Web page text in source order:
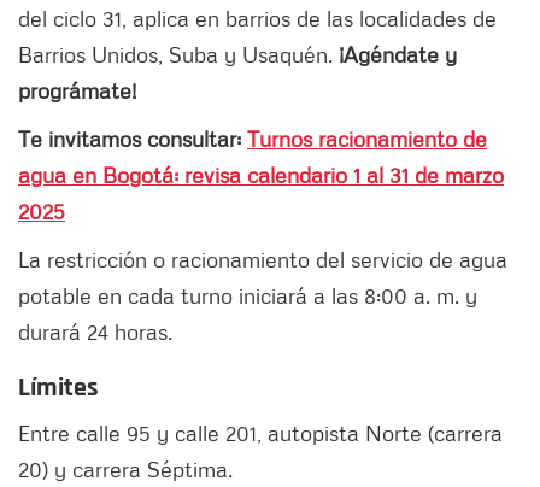
del ciclo 31, aplica en barrios de las localidades de
Barrios Unidos, Suba y Usaquén. ¡Agéndate y
prográmate!
Te invitamos consultar: Turnos racionamiento de
agua en Bogotá: revisa calendario 1 al 31 de marzo
2025
La restricción o racionamiento del servicio de agua
potable en cada turno iniciará a las 8:00 a. m. y
durará 24 horas.
Límites
Entre calle 95 y calle 201, autopista Norte (carrera
20) y carrera Séptima.